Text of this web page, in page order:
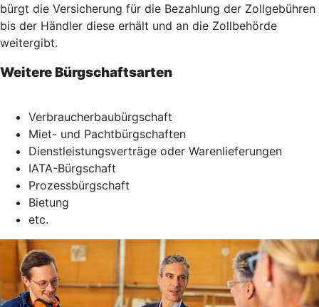
bürgt die Versicherung für die Bezahlung der Zollgebühren
bis der Händler diese erhält und an die Zollbehörde
weitergibt.
Weitere Bürgschaftsarten
Verbraucherbaubürgschaft
Miet- und Pachtbürgschaften
Dienstleistungsverträge oder Warenlieferungen
IATA-Bürgschaft
Prozessbürgschaft
Bietung
etc.